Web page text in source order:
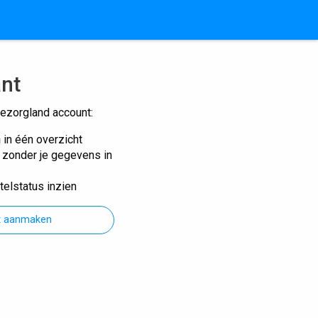
account:
één overzicht
je gegevens in
inzien